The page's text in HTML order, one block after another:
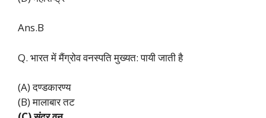
Ans.B
Q. भारत में मैंग्रोव वनस्पति मुख्यत: पायी जाती है
(A) दण्डकारण्य
(B) मालाबार तट